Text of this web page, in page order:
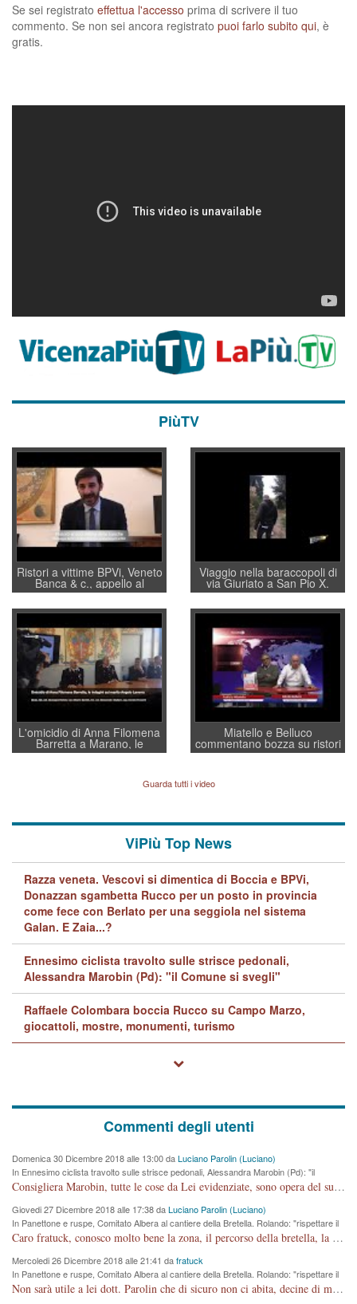
Se sei registrato effettua l'accesso prima di scrivere il tuo
commento. Se non sei ancora registrato puoi farlo subito qui, è
gratis.
PiùTV
Ristori a vittime BPVi, Veneto
Banca & c., appello al
sottosegretario Alessio
Villarosa: per mettere ordine
convochi con Di Maio CNCU
a supporto della cabina di
regia al Mef
Viaggio nella baraccopoli di
via Giuriato a San Pio X.
Vicenza ai Vicentini: “faremo
un regalo di Natale ai
residenti”
L'omicidio di Anna Filomena
Barretta a Marano, le
indagini dei carabinieri di
Lavarra: più avvincenti di
quelle di... Barbara D'Urso
Miatello e Belluco
commentano bozza su ristori
BPVi e Veneto Banca
Guarda tutti i video
ViPiù Top News
Razza veneta. Vescovi si dimentica di Boccia e BPVi,
Donazzan sgambetta Rucco per un posto in provincia
come fece con Berlato per una seggiola nel sistema
Galan. E Zaia...?
Ennesimo ciclista travolto sulle strisce pedonali,
Alessandra Marobin (Pd): "il Comune si svegli"
Raffaele Colombara boccia Rucco su Campo Marzo,
giocattoli, mostre, monumenti, turismo
Commenti degli utenti
Domenica 30 Dicembre 2018 alle 13:00 daLuciano Parolin (Luciano)
In Ennesimo ciclista travolto sulle strisce pedonali, Alessandra Marobin (Pd): "il
Comune si svegli"
Consigliera Marobin, tutte le cose da Lei evidenziate, sono opera del suo ex Assessore e compagno di Partito Antonio Marco Dalla Pozza Assessore alla "progettazione" di piste ciclabili e altre porcherie. A lui manderei il conto da saldare per incidenti e danni alle persone. E' ora che "finiamola." Avete perso rassegnatevi. qui IL SINDACO RUCCO NON C'ENTRA PER NIENTE. CAPITO!!!!!!!! Amen.
Giovedi 27 Dicembre 2018 alle 17:38 daLuciano Parolin (Luciano)
In Panettone e ruspe, Comitato Albera al cantiere della Bretella. Rolando: "rispettare il
cronoprogramma"
Caro fratuck, conosco molto bene la zona, il percorso della bretella, la situazione dei cittadini, abito in Viale Trento. A partire dal 2003 ho partecipato al Comitato di Maddalene pro bretella, e a riunioni propositive per apportare modifiche al progetto. Numerose mie foto del territorio sono arrivate a Roma, altri miei interventi (non graditi dalla Sx) sono stati pubblicati dal GdV, assieme ad altri come Ciro Asproso, ora favorevole alla bretella. Ho partecipato alla raccolta firme per la chiusura della strada x 5 giorni eseguita dal Sindaco Hullwech per sforamento 180 Micro/g. Pertanto come impegno per la tematica sono apposto con la coscienza. Ora il Progetto è partito, fine! Voglio dire che la nuova Giunta "comunale" non c'entra più. L'opera sarà "malauguratamente" eseguita, ma non con il mio placet. Il Consigliere Comunale dovrebbe capire che la campagna elettorale è finita, con buona pace di tutti. Quello che invece dovrebbe interessare è la proprietà della strada, dall'uscita autostradale Ovest, sino alla Rotatoria dell'Albara, vi sono tre possessori: Autostrade SpA; La Provincia, il Comune. Come la mettiamo per il futuro ? I costi, da 50 sono saliti a 100 milioni di € come dire 20 milioni a KM (!) da non credere. Comunque si farà. Ma nessuno canti Vittoria, anzi meglio non farne un ulteriore fatto "partitico" per questioni elettorali o di seggio. Se mi manda la sua mail, sono disponibile ad inviare i documenti e le foto sopra descritte. Con ossequi, Luciano Parolin
Mercoledi 26 Dicembre 2018 alle 21:41 dafratuck
In Panettone e ruspe, Comitato Albera al cantiere della Bretella. Rolando: "rispettare il
cronoprogramma"
Non sarà utile a lei dott. Parolin che di sicuro non ci abita, decine di migliaia di TIR, automobili e padroncini che passano quotidianamente per una strada appena rotabile, non è più possibile stendere i panni, attraversare la strada senza rischiare la morte, le case stanno crepando, i tempi sono cambiati e la bretella non passerà assolutamente per maddalene (ma cosa sta a dire?!), dia invece responsabilità a chi ha costruito tagliando la strada che doveva invece terminare a isola vicentina e non al moracchino lasciando Motta di Costabissara ancora in panne di traffico. I tempi sono cambiati dottore e se l'anagrafe della vita stagna nell'essere umano impressioni conservatrici, la società non le considera perchè va avanti, si industrializza e ha bisogno di infrastrutture e di sviluppo. Ultima considerazione, se è geloso di Rolando perchè vede in lui solo campagne politiche mentre si difendono i SOLI diritti dei cittadini, la preghiamo faccia considerazioni più appropriate. Saluti e complimenti per i suoi scritti.